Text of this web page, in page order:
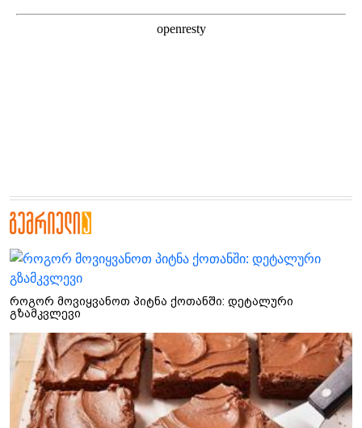
როგორ მოვიყვანოთ პიტნა ქოთანში: დეტალური
გზამკვლევი